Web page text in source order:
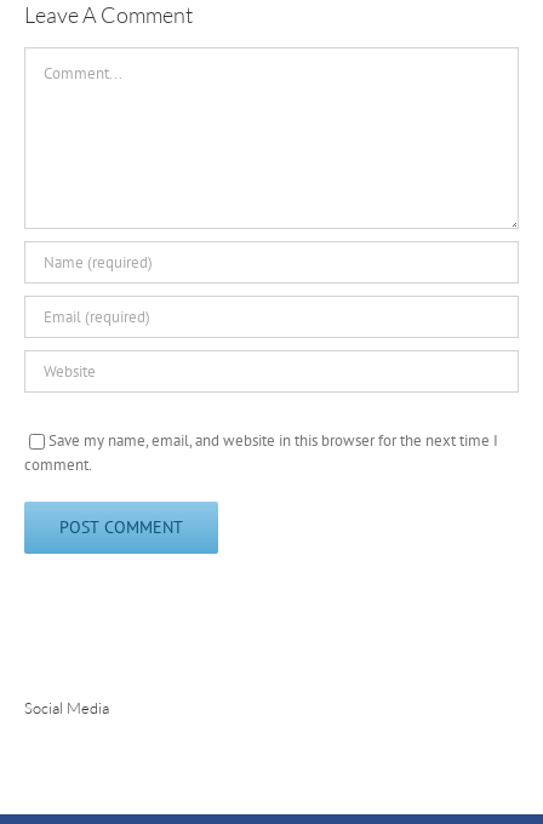
Leave A Comment
Save my name, email, and website in this browser for the next time I
comment.
Social Media